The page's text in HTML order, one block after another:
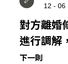
12 -
對方離婚
進行調解
下一則